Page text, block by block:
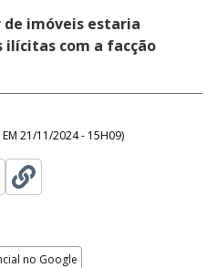
imóveis estaria
com a facção
21/11/2024 - 15H09)
no Google